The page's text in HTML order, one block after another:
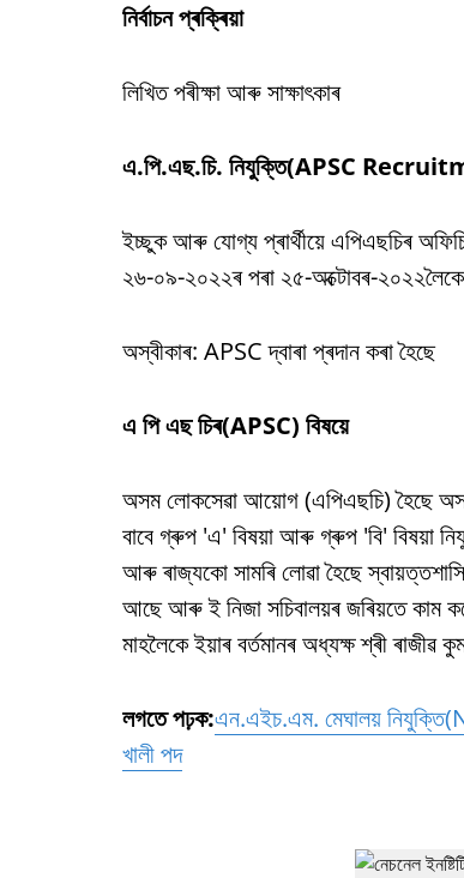
নিৰ্বাচন প্ৰক্ৰিয়া
লিখিত পৰীক্ষা আৰু সাক্ষাৎকাৰ
এ.পি.এছ.চি. নিযুক্তি(APSC
ইচ্ছুক আৰু যোগ্য প্ৰাৰ্থীয়ে এপিএছচিৰ
২৬-০৯-২০২২ৰ পৰা ২৫-অক্টোবৰ-২০২২লৈকে
অস্বীকাৰ: APSC দ্বাৰা প্ৰদান কৰা হৈছে
এ পি এছ চিৰ(APSC) বিষয়ে
অসম লোকসেৱা আয়োগ (এপিএছচি) হৈছে
বাবে গ্ৰুপ 'এ' বিষয়া আৰু গ্ৰুপ 'বি' বিষয়া
আৰু ৰাজ্যকো সামৰি লোৱা হৈছে
আছে আৰু ই নিজা সচিবালয়ৰ জৰিয়তে কাম
মাহলৈকে ইয়াৰ বৰ্তমানৰ অধ্যক্ষ শ্ৰী
লগতে পঢ়ক:এন.এইচ.এম. মেঘালয়
খালী পদ